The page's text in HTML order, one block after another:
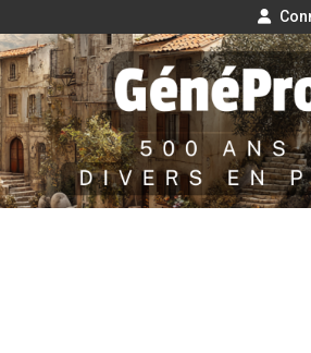
Aller
au
contenu
GénéProvence
500 ans de faits divers en Provence